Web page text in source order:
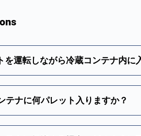
を運転しながら冷蔵コンテナ内に
テナに何パレット入りますか？